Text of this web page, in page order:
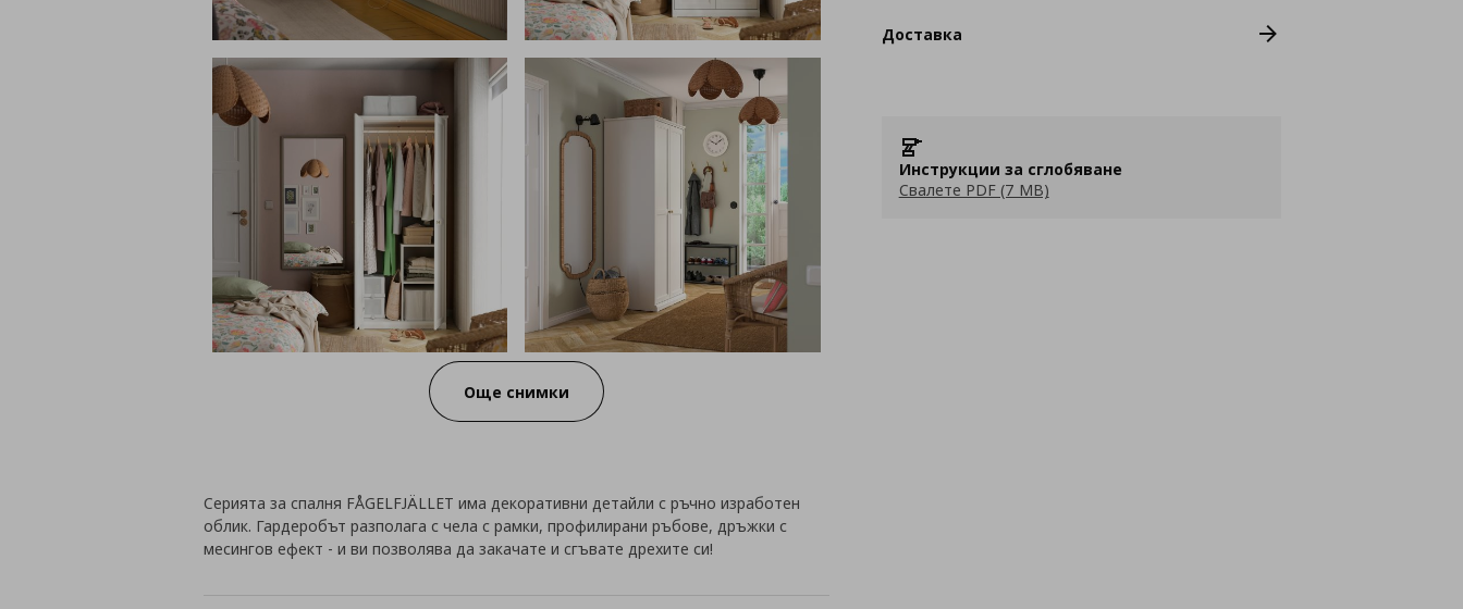
Още снимки
Доставка
Инструкции за сглобяване
Свалете PDF (7 MB)
Серията за спалня FÅGELFJÄLLET има декоративни детайли с ръчно изработен
облик. Гардеробът разполага с чела с рамки, профилирани ръбове, дръжки с
месингов ефект - и ви позволява да закачате и сгъвате дрехите си!